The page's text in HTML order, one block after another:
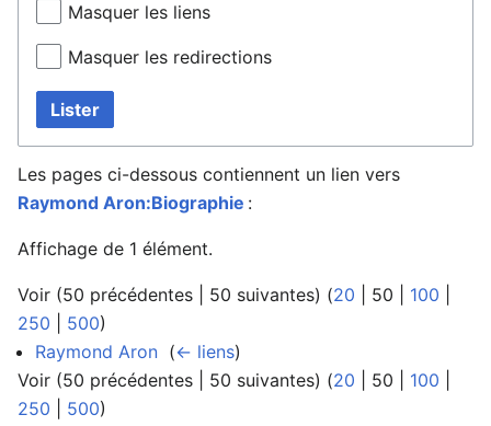
Masquer les liens
Masquer les redirections
Lister
Les pages ci-dessous contiennent un lien vers
Raymond Aron:Biographie :
Affichage de 1 élément.
Voir (50 précédentes 50 suivantes) (20 50 100
250
500)
Raymond Aron (← liens)
Voir (50 précédentes 50 suivantes) (20 50 100
250
500)